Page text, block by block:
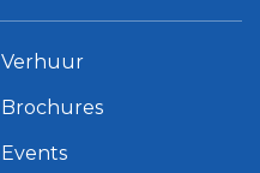
Verhuur
Brochures
Events